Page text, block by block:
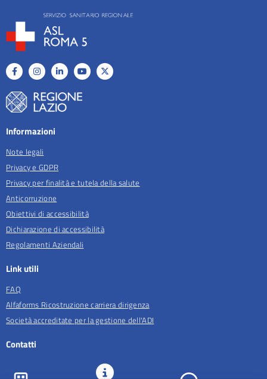
Informazioni
Note legali
Privacy e GDPR
Privacy per finalità e tutela della salute
Anticorruzione
Obiettivi di accessibilità
Dichiarazione di accessibilità
Regolamenti Aziendali
Link utili
FAQ
Alfaforms Ricostruzione carriera dirigenza
Società accreditate per la gestione dell'ADI
Contatti